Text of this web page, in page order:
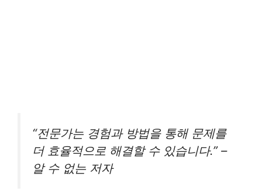
“전문가는 경험과 방법을 통해 문제를
더 효율적으로 해결할 수 있습니다.” –
알 수 없는 저자